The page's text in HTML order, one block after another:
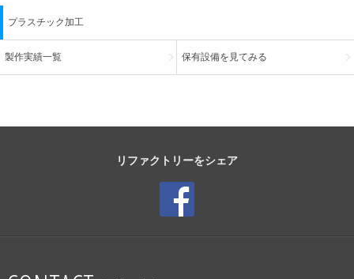
プラスチック加工
製作実績一覧 保有設備を見てみる
リファクトリーをシェア